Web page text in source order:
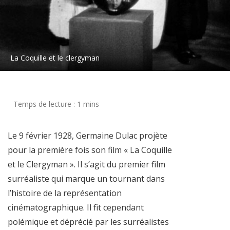
La Coquille et le clergyman
Le 9 février 1928, Germaine Dulac projète
pour la première fois son film « La Coquille
et le Clergyman ». Il s’agit du premier film
surréaliste qui marque un tournant dans
l’histoire de la représentation
cinématographique. Il fit cependant
polémique et déprécié par les surréalistes